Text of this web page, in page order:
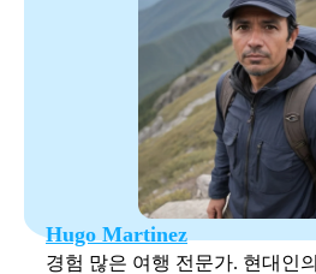
Hugo Martinez
경험 많은 여행 전문가. 현대인